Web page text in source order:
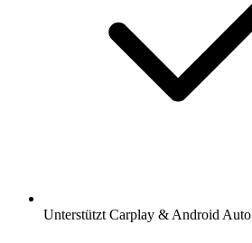
Unterstützt Carplay & Android Auto